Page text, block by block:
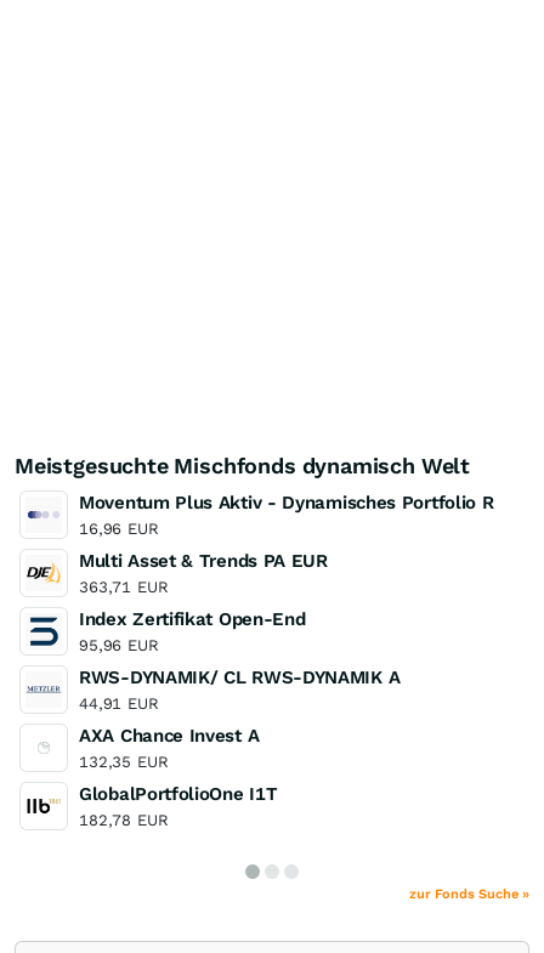
Meistgesuchte Mischfonds dynamisch Welt
Moventum Plus Aktiv - Dynamisches Portfolio R
16,96 EUR
Multi Asset & Trends PA EUR
363,71 EUR
Index Zertifikat Open-End
95,96 EUR
RWS-DYNAMIK/ CL RWS-DYNAMIK A
44,91 EUR
AXA Chance Invest A
132,35 EUR
GlobalPortfolioOne I1T
182,78 EUR
zur Fonds Suche »